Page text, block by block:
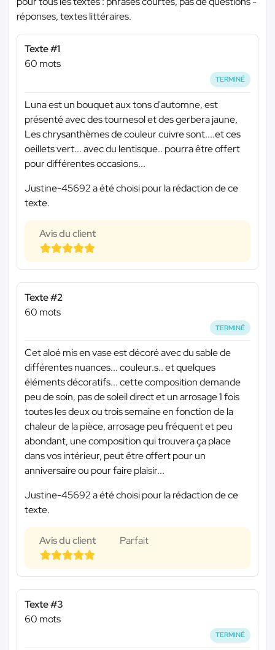
réponses, textes littéraires.
Texte #1
60 mots
TERMINÉ
Luna est un bouquet aux tons d'automne, est
présenté avec des tournesol et des gerbera jaune,
Les chrysanthèmes de couleur cuivre sont....et ces
oeillets vert... avec du lentisque.. pourra être offert
pour différentes occasions...
Justine-45692 a été choisi pour la rédaction de ce
texte.
Avis du client
Texte #2
60 mots
TERMINÉ
Cet aloé mis en vase est décoré avec du sable de
différentes nuances... couleur.s.. et quelques
éléments décoratifs... cette composition demande
peu de soin, pas de soleil direct et un arrosage 1 fois
toutes les deux ou trois semaine en fonction de la
chaleur de la pièce, arrosage peu fréquent et peu
abondant, une composition qui trouvera ça place
dans vos intérieur, peut être offert pour un
anniversaire ou pour faire plaisir...
Justine-45692 a été choisi pour la rédaction de ce
texte.
Avis du client Parfait
Texte #3
60 mots
TERMINÉ